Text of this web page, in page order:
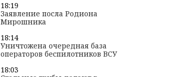
18:19
Заявление посла Родиона
Мирошника
18:14
Уничтожена очередная база
операторов беспилотников ВСУ
18:03